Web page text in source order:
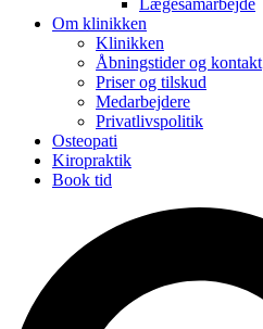
Lægesamarbejde
Om klinikken
Klinikken
Åbningstider og kontakt
Priser og tilskud
Medarbejdere
Privatlivspolitik
Osteopati
Kiropraktik
Book tid